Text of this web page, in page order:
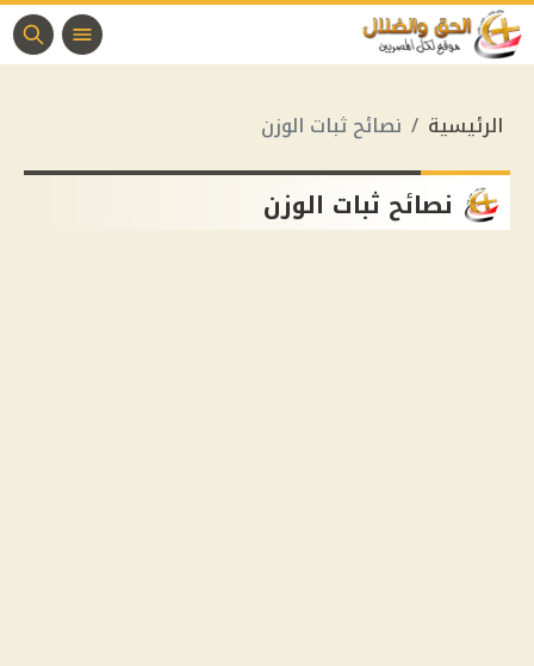
الرئيسية نصائح ثبات الوزن
نصائح ثبات الوزن